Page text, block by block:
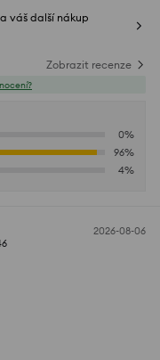
váš další nákup
Zobrazit recenze
0%
96%
4%
2026-08-06